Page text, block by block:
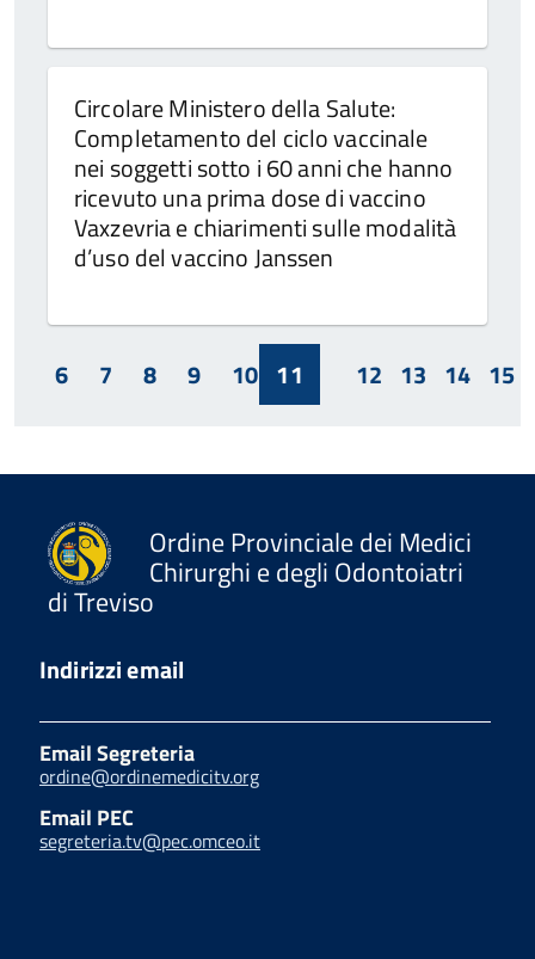
Circolare Ministero della Salute:
Completamento del ciclo vaccinale
nei soggetti sotto i 60 anni che hanno
ricevuto una prima dose di vaccino
Vaxzevria e chiarimenti sulle modalità
d’uso del vaccino Janssen
6 7 8 9 10 11 12 13 14 15
Ordine Provinciale dei Medici
Chirurghi e degli Odontoiatri
di Treviso
Indirizzi email
Email Segreteria
ordine@ordinemedicitv.org
Email PEC
segreteria.tv@pec.omceo.it